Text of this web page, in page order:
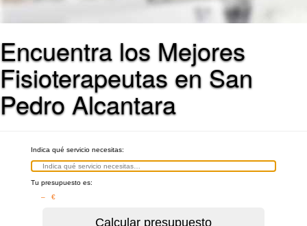
Encuentra los Mejores
Fisioterapeutas en San
Pedro Alcantara
Indica qué servicio necesitas:
Tu presupuesto es:
– €